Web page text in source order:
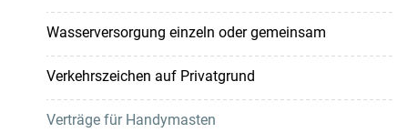
Wasserversorgung einzeln oder gemeinsam
Verkehrszeichen auf Privatgrund
Verträge für Handymasten